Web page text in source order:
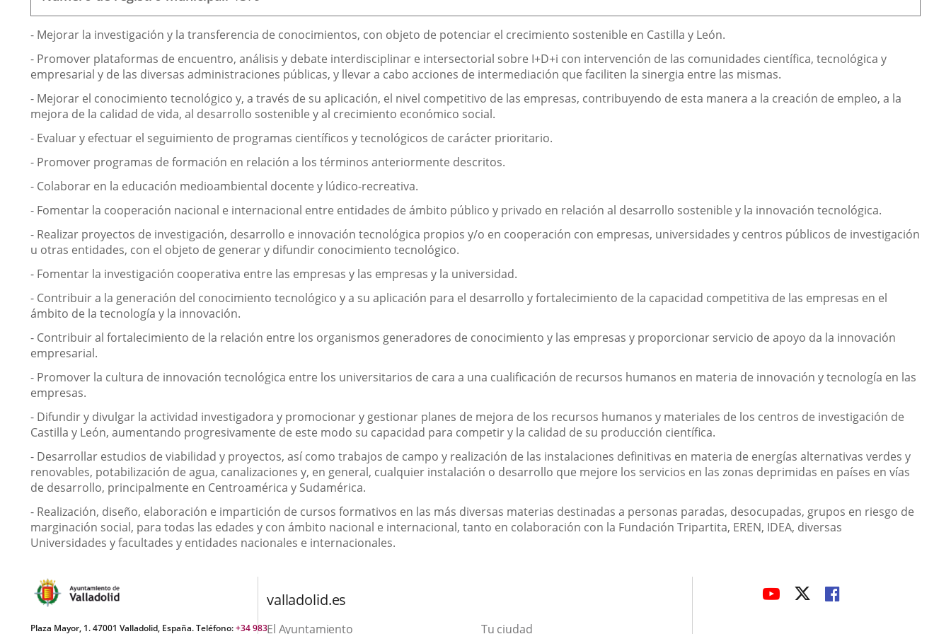
electrónico
Finalidad
de
la
asociación
- Mejorar la investigación y la transferencia de conocimientos, con objeto de potenciar el crecimiento sostenible en Castilla y León.
- Promover plataformas de encuentro, análisis y debate interdisciplinar e intersectorial sobre I+D+i con intervención de las comunidades científica, tecnológica y
empresarial y de las diversas administraciones públicas, y llevar a cabo acciones de intermediación que faciliten la sinergia entre las mismas.
- Mejorar el conocimiento tecnológico y, a través de su aplicación, el nivel competitivo de las empresas, contribuyendo de esta manera a la creación de empleo, a la
mejora de la calidad de vida, al desarrollo sostenible y al crecimiento económico social.
- Evaluar y efectuar el seguimiento de programas científicos y tecnológicos de carácter prioritario.
- Promover programas de formación en relación a los términos anteriormente descritos.
- Colaborar en la educación medioambiental docente y lúdico-recreativa.
- Fomentar la cooperación nacional e internacional entre entidades de ámbito público y privado en relación al desarrollo sostenible y la innovación tecnológica.
- Realizar proyectos de investigación, desarrollo e innovación tecnológica propios y/o en cooperación con empresas, universidades y centros públicos de investigación
u otras entidades, con el objeto de generar y difundir conocimiento tecnológico.
- Fomentar la investigación cooperativa entre las empresas y las empresas y la universidad.
- Contribuir a la generación del conocimiento tecnológico y a su aplicación para el desarrollo y fortalecimiento de la capacidad competitiva de las empresas en el
ámbito de la tecnología y la innovación.
- Contribuir al fortalecimiento de la relación entre los organismos generadores de conocimiento y las empresas y proporcionar servicio de apoyo da la innovación
empresarial.
- Promover la cultura de innovación tecnológica entre los universitarios de cara a una cualificación de recursos humanos en materia de innovación y tecnología en las
empresas.
- Difundir y divulgar la actividad investigadora y promocionar y gestionar planes de mejora de los recursos humanos y materiales de los centros de investigación de
Castilla y León, aumentando progresivamente de este modo su capacidad para competir y la calidad de su producción científica.
- Desarrollar estudios de viabilidad y proyectos, así como trabajos de campo y realización de las instalaciones definitivas en materia de energías alternativas verdes y
renovables, potabilización de agua, canalizaciones y, en general, cualquier instalación o desarrollo que mejore los servicios en las zonas deprimidas en países en vías
de desarrollo, principalmente en Centroamérica y Sudamérica.
- Realización, diseño, elaboración e impartición de cursos formativos en las más diversas materias destinadas a personas paradas, desocupadas, grupos en riesgo de
marginación social, para todas las edades y con ámbito nacional e internacional, tanto en colaboración con la Fundación Tripartita, EREN, IDEA, diversas
Universidades y facultades y entidades nacionales e internacionales.
Plaza Mayor, 1. 47001 Valladolid, España. Teléfono:+34 983
valladolid.es
El Ayuntamiento Tu ciudad
ENLACEENLACEENLACE